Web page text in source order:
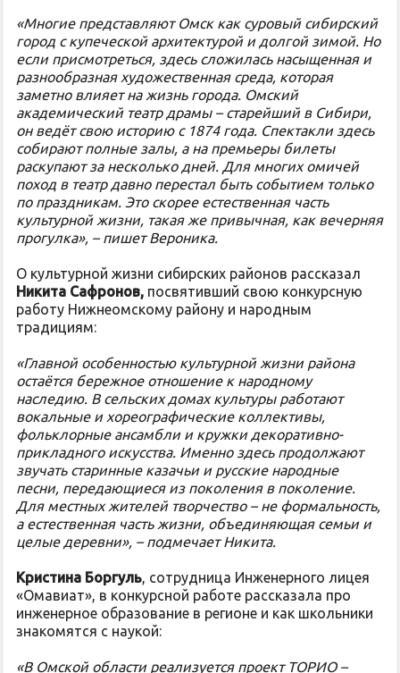
«Многие представляют Омск как суровый сибирский
город с купеческой архитектурой и долгой зимой. Но
если присмотреться, здесь сложилась насыщенная и
разнообразная художественная среда, которая
заметно влияет на жизнь города. Омский
академический театр драмы – старейший в Сибири,
он ведёт свою историю с 1874 года. Спектакли здесь
собирают полные залы, а на премьеры билеты
раскупают за несколько дней. Для многих омичей
поход в театр давно перестал быть событием только
по праздникам. Это скорее естественная часть
культурной жизни, такая же привычная, как вечерняя
прогулка», – пишет Вероника.
О культурной жизни сибирских районов рассказал
Никита Сафронов, посвятивший свою конкурсную
работу Нижнеомскому району и народным
традициям:
«Главной особенностью культурной жизни района
остаётся бережное отношение к народному
наследию. В сельских домах культуры работают
вокальные и хореографические коллективы,
фольклорные ансамбли и кружки декоративно-
прикладного искусства. Именно здесь продолжают
звучать старинные казачьи и русские народные
песни, передающиеся из поколения в поколение.
Для местных жителей творчество – не формальность,
а естественная часть жизни, объединяющая семьи и
целые деревни», – подмечает Никита.
Кристина Боргуль, сотрудница Инженерного лицея
«Омавиат», в конкурсной работе рассказала про
инженерное образование в регионе и как школьники
знакомятся с наукой:
«В Омской области реализуется проект ТОРИО –